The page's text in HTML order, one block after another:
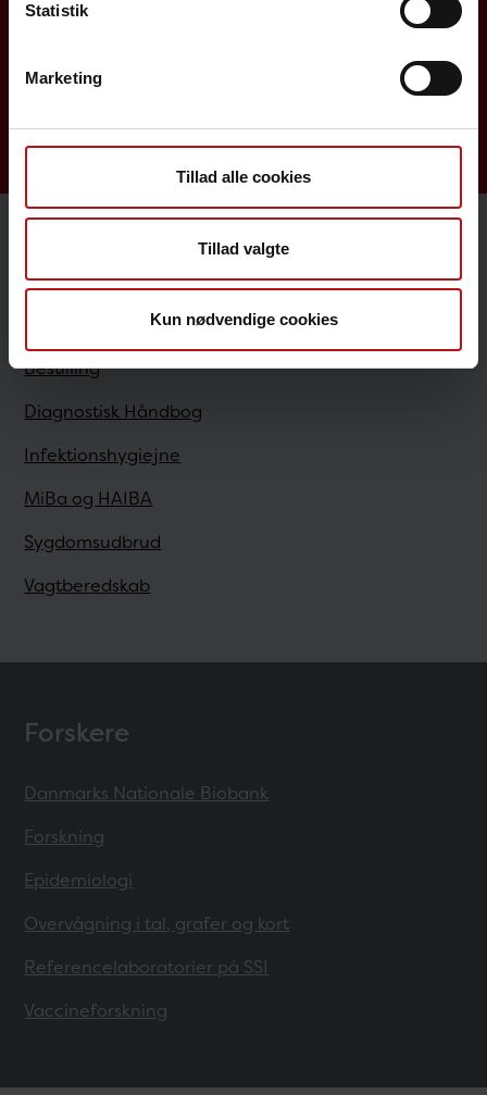
Statistik
Marketing
Tillad alle cookies
Tillad valgte
Kun nødvendige cookies
Sygdomsleksikon
Sundhedsfaglige
Antibiotikaresistens
Bestilling
Diagnostisk Håndbog
Infektionshygiejne
MiBa og HAIBA
Sygdomsudbrud
Vagtberedskab
Forskere
Danmarks Nationale Biobank
Forskning
Epidemiologi
Overvågning i tal, grafer og kort
Referencelaboratorier på SSI
Vaccineforskning